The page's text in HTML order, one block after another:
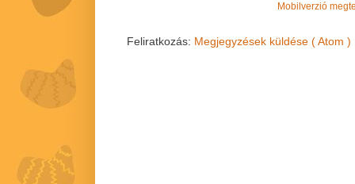
Mobilverzió
Feliratkozás: Megjegyzések küldése ( Atom )